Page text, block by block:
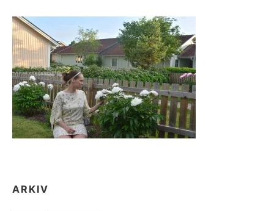
ARKIV